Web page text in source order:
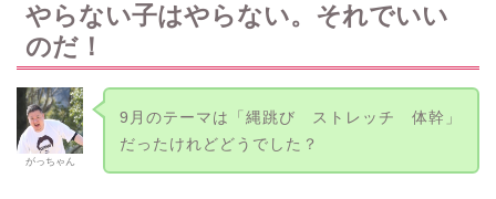
やらない子はやらない。それでいい
のだ！
がっちゃん
9月のテーマは「縄跳び ストレッチ 体幹」
だったけれどどうでした？